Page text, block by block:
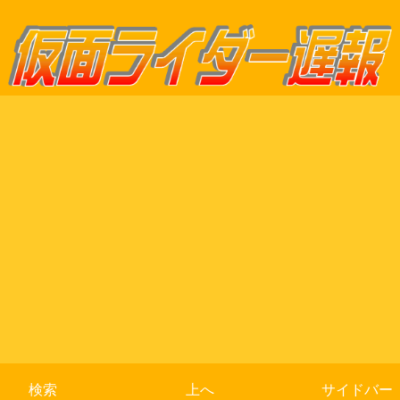
検索 上へ サイドバー